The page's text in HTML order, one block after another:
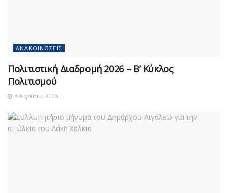
ΑΝΑΚΟΙΝΏΣΕΙΣ
Πολιτιστική Διαδρομή 2026 – Β’ Κύκλος
Πολιτισμού
3 Αυγούστου 2026